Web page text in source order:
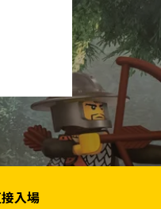
入場